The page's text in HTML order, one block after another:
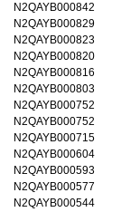
N2QAYB000842
N2QAYB000829
N2QAYB000823
N2QAYB000820
N2QAYB000816
N2QAYB000803
N2QAYB000752
N2QAYB000752
N2QAYB000715
N2QAYB000604
N2QAYB000593
N2QAYB000577
N2QAYB000544